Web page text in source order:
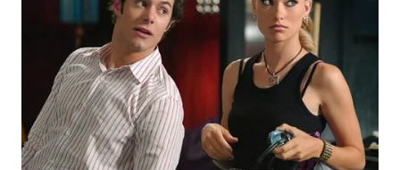
MASYARAKAT
KELISTRIKAN
WALINKI
ID
MAWAKA